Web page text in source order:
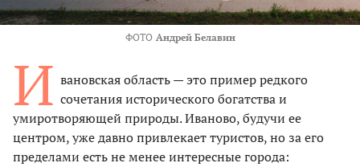
ФОТО Андрей Белавин
И вановская область — это пример редкого
сочетания исторического богатства и
умиротворяющей природы. Иваново, будучи ее
центром, уже давно привлекает туристов, но за его
пределами есть не менее интересные города: